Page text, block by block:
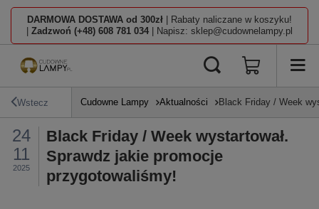
DARMOWA DOSTAWA od 300zł | Rabaty naliczane w koszyku!
Zadzwoń (+48) 608 781 034 | Napisz: sklep@cudownelampy.pl
Wstecz Cudowne Lampy Aktualności Black Friday / Week
24
11
2025
Black Friday / Week wystartował.
Sprawdz jakie promocje
przygotowaliśmy!